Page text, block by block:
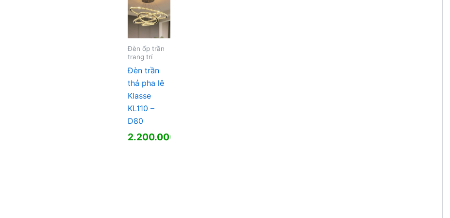
Đèn ốp trần
trang trí
Đèn trần
thả pha lê
Klasse
KL110 –
D80
2.200.000